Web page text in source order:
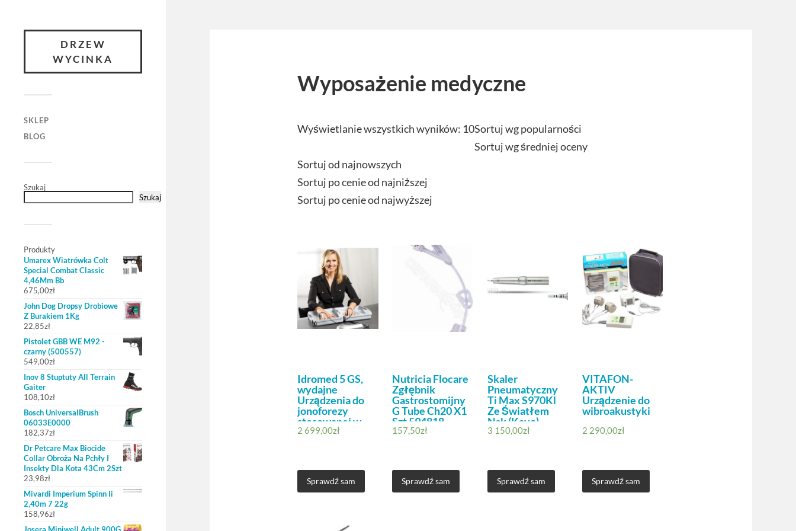
DRZEW
WYCINKA
SKLEP
BLOG
Szukaj
Szukaj
Produkty
Umarex Wiatrówka Colt
Special Combat Classic
4,46Mm Bb
675,00zł
John Dog Dropsy Drobiowe
Z Burakiem 1Kg
22,85zł
Pistolet GBB WE M92 -
czarny (500557)
549,00zł
Inov 8 Stuptuty All Terrain
Gaiter
108,10zł
Bosch UniversalBrush
06033E0000
182,37zł
Dr Petcare Max Biocide
Collar Obroża Na Pchły I
Insekty Dla Kota 43Cm 2Szt
23,98zł
Mivardi Imperium Spinn Ii
2,40m 7 22g
158,96zł
Wyposażenie medyczne
Wyświetlanie wszystkich wyników: 10Sortuj wg popularności
Sortuj wg średniej oceny
Sortuj od najnowszych
Sortuj po cenie od najniższej
Sortuj po cenie od najwyższej
Idromed 5 GS,
wydajne
Urządzenia do
jonoforezy
stosowanej w
leczeniu
2 699,00zł
Sprawdź sam
Nutricia Flocare
Zgłębnik
Gastrostomijny
G Tube Ch20 X1
Szt 594818
157,50zł
Sprawdź sam
Skaler
Pneumatyczny
Ti Max S970Kl
Ze Światłem
Nsk (Kavo)
3 150,00zł
Sprawdź sam
VITAFON-
AKTIV
Urządzenie do
wibroakustyki
2 290,00zł
Sprawdź sam